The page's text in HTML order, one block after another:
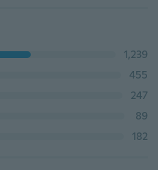
1,239
455
247
89
182